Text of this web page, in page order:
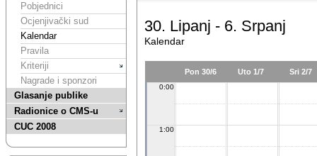
Pobjednici
Ocjenjivački sud
Kalendar
Pravila
Kriteriji
Nagrade i sponzori
Glasanje publike
Radionice o CMS-u
CUC 2008
30. Lipanj - 6. Srpanj
Kalendar
Pon 30/6 Uto 1/7 Sri 2/7
0:00
1:00